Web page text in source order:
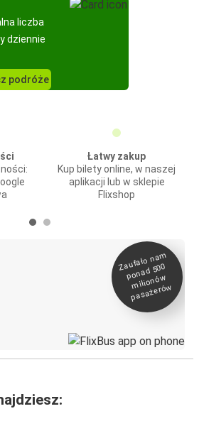
liczba
dziennie
podróże
Łatwy zakup
Kup bilety online, w naszej
aplikacji lub w sklepie
Flixshop
Zaufało na
m
ponad 500
milionó
w
pasażeró
w